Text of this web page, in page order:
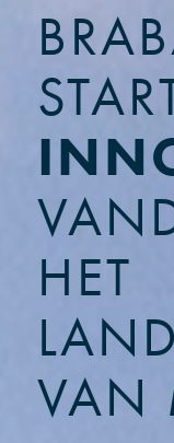
HET
VAN